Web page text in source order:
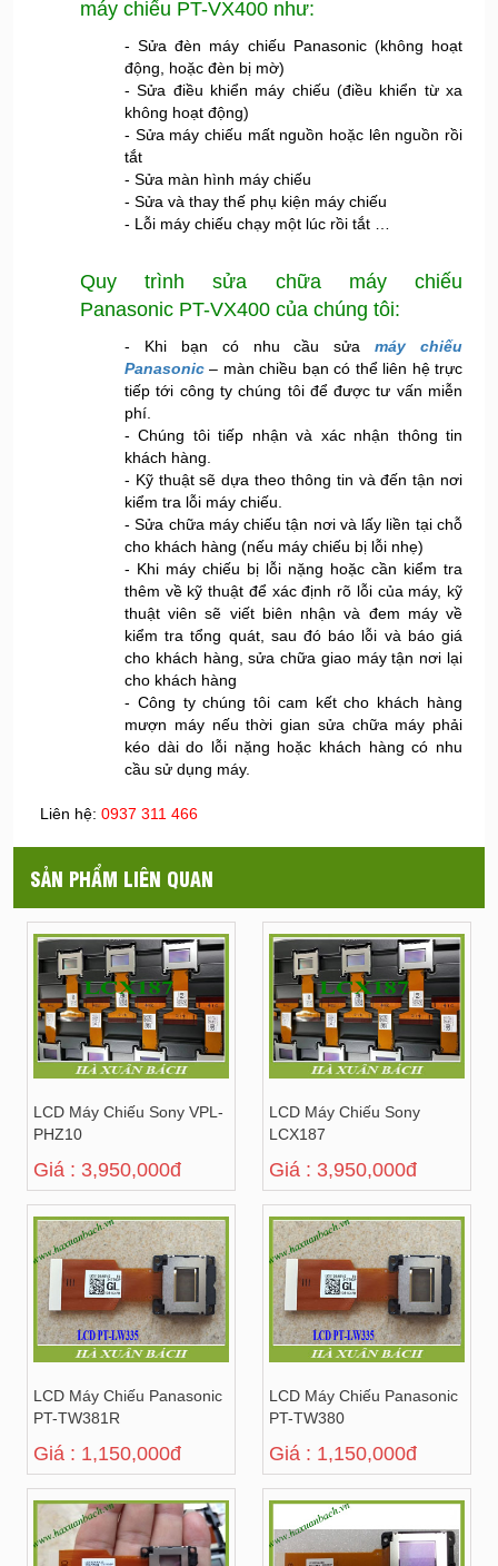
máy chiếu PT-VX400 như:
- Sửa đèn máy chiếu Panasonic (không hoạt
động, hoặc đèn bị mờ)
- Sửa điều khiển máy chiếu (điều khiển từ xa
không hoạt động)
- Sửa máy chiếu mất nguồn hoặc lên nguồn rồi
tắt
- Sửa màn hình máy chiếu
- Sửa và thay thế phụ kiện máy chiếu
- Lỗi máy chiếu chạy một lúc rồi tắt …
Quy trìnhsửa chữa máy chiếu
Panasonic PT-VX400 của chúng tôi:
- Khi bạn có nhu cầu sửamáy chiếu
Panasonic – màn chiều bạn có thể liên hệ trực
tiếp tới công ty chúng tôi để được tư vấn miễn
phí.
- Chúng tôi tiếp nhận và xác nhận thông tin
khách hàng.
- Kỹ thuật sẽ dựa theo thông tin và đến tận nơi
kiểm tra lỗi máy chiếu.
- Sửa chữa máy chiếu tận nơi và lấy liền tại chỗ
cho khách hàng (nếu máy chiếu bị lỗi nhẹ)
- Khi máy chiếu bị lỗi nặng hoặc cần kiểm tra
thêm về kỹ thuật để xác định rõ lỗi của máy, kỹ
thuật viên sẽ viết biên nhận và đem máy về
kiểm tra tổng quát, sau đó báo lỗi và báo giá
cho khách hàng, sửa chữa giao máy tận nơi lại
cho khách hàng
- Công ty chúng tôi cam kết cho khách hàng
mượn máy nếu thời gian sửa chữa máy phải
kéo dài do lỗi nặng hoặc khách hàng có nhu
cầu sử dụng máy.
Liên hệ: 0937 311 466
SẢN PHẨM LIÊN QUAN
LCD Máy Chiếu Sony VPL-
PHZ10
Giá : 3,950,000đ
LCD Máy Chiếu Sony
LCX187
Giá : 3,950,000đ
LCD Máy Chiếu Panasonic
PT-TW381R
Giá : 1,150,000đ
LCD Máy Chiếu Panasonic
PT-TW380
Giá : 1,150,000đ